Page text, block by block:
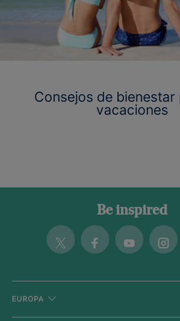
Consejos de bienestar
vacaciones
Be inspired
Twitter FacebookYoutube
EUROPA